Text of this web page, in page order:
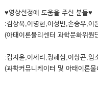
♥영상선정에 도움을 주신 분들♥
:김상욱,이명현,이성빈,손승우,이
(아태이론물리센터 과학문화위원
:김지윤,이세리,정혜심,이상곤,임
(과학커뮤니케이터 및 아태이론